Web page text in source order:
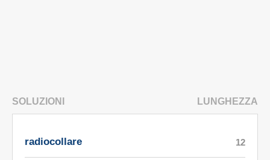
SOLUZIONI LUNGHEZZA
radiocollare 12